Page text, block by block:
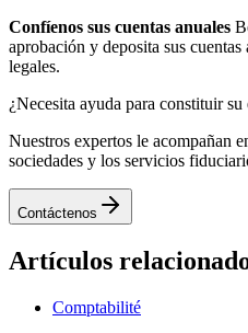
Confíenos sus cuentas anuales
aprobación y deposita sus
legales.
¿Necesita ayuda para constituir su
Nuestros expertos le acompañan
sociedades y los servicios
Contáctenos
Artículos
Comptabilité